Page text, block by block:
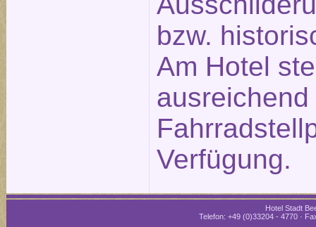
bzw.
Am Hotel
Verfügung.
Hotel Stadt
Telefon: +49 (0)33204 - 4770 ·